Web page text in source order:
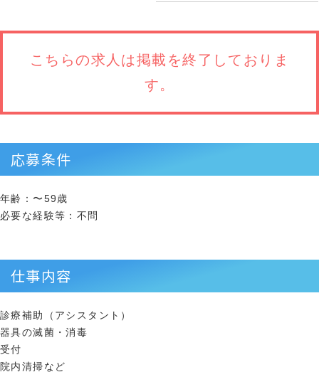
こちらの求人は掲載を終了しておりま
す。
応募条件
年齢：〜59歳
必要な経験等：不問
仕事内容
診療補助（アシスタント）
器具の滅菌・消毒
受付
院内清掃など